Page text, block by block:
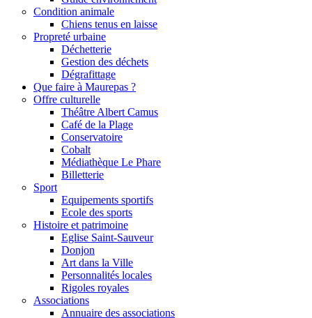
Condition animale
Chiens tenus en laisse
Propreté urbaine
Déchetterie
Gestion des déchets
Dégrafittage
Que faire à Maurepas ?
Offre culturelle
Théâtre Albert Camus
Café de la Plage
Conservatoire
Cobalt
Médiathèque Le Phare
Billetterie
Sport
Equipements sportifs
Ecole des sports
Histoire et patrimoine
Eglise Saint-Sauveur
Donjon
Art dans la Ville
Personnalités locales
Rigoles royales
Associations
Annuaire des associations